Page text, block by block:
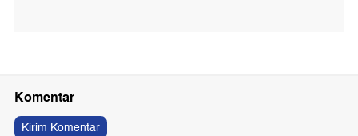
Komentar
Kirim Komentar